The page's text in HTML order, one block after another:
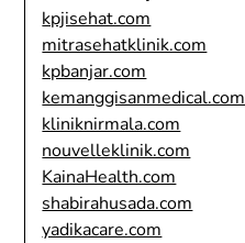
kpjisehat.com
mitrasehatklinik.com
kpbanjar.com
kemanggisanmedical.com
kliniknirmala.com
nouvelleklinik.com
KainaHealth.com
shabirahusada.com
yadikacare.com